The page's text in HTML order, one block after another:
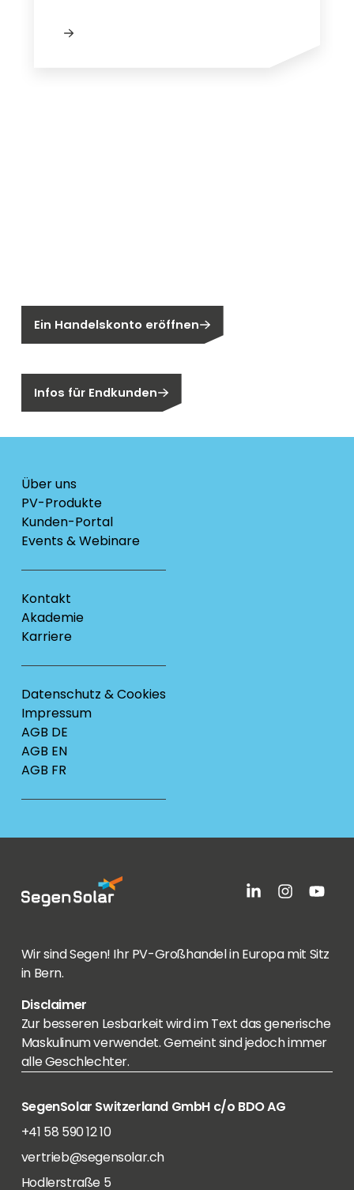
Ein Handelskonto eröffnen
Infos für Endkunden
Über uns
PV-Produkte
Kunden-Portal
Events & Webinare
Kontakt
Akademie
Karriere
Datenschutz & Cookies
Impressum
AGB DE
AGB EN
AGB FR
Wir sind Segen! Ihr PV-Großhandel in Europa mit Sitz
in Bern.
Disclaimer
Zur besseren Lesbarkeit wird im Text das generische
Maskulinum verwendet. Gemeint sind jedoch immer
alle Geschlechter.
SegenSolar Switzerland GmbH c/o BDO AG
+41 58 590 12 10
vertrieb@segensolar.ch
Hodlerstraße 5